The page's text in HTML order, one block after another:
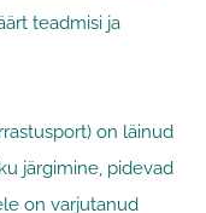
teadmisi ja
on läinud
järgimine, pidevad
on varjutanud